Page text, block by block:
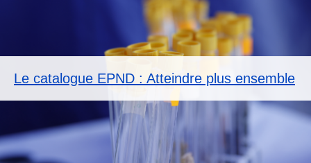
Le catalogue EPND : Atteindre plus ensemble